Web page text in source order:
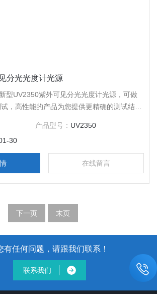
分光光度计光源
型UV2350紫外可见分光光度计光源，可做
，高性能的产品为您提供更精确的测试结
，数据输入更快捷。内置大容量内存，可存
式。
产品型号： UV2350
30
在线留言
下一页 末页
有任何问题，请跟我们联系！
联系我们